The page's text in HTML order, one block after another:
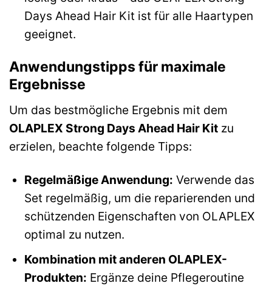
Days Ahead Hair Kit ist für alle Haartypen
geeignet.
Anwendungstipps für maximale
Ergebnisse
Um das bestmögliche Ergebnis mit dem
OLAPLEX Strong Days Ahead Hair Kit zu
erzielen, beachte folgende Tipps:
Regelmäßige Anwendung: Verwende das
Set regelmäßig, um die reparierenden und
schützenden Eigenschaften von OLAPLEX
optimal zu nutzen.
Kombination mit anderen OLAPLEX-
Produkten: Ergänze deine Pflegeroutine